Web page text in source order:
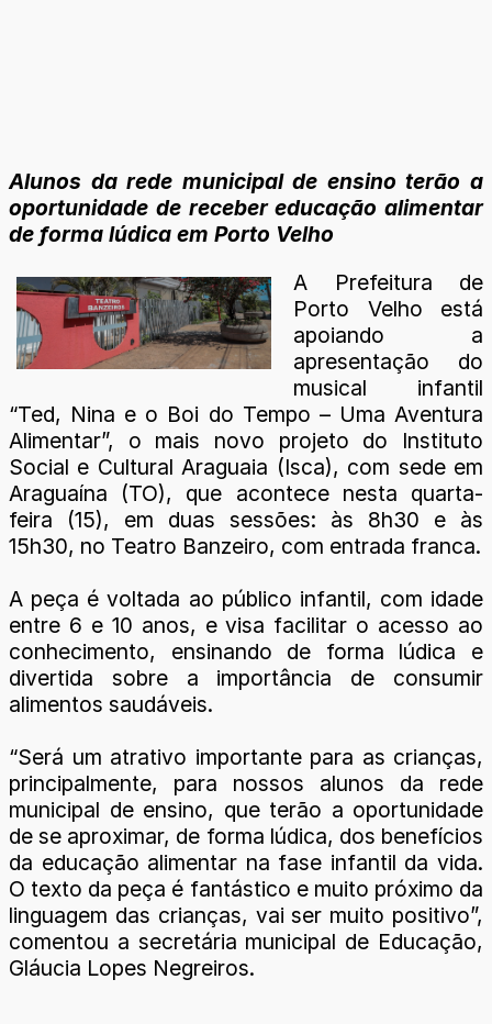
Alunos da rede municipal de ensino terão a
oportunidade de receber educação alimentar
de forma lúdica em Porto Velho
A Prefeitura de
Porto Velho está
apoiando a
apresentação do
musical infantil
“Ted, Nina e o Boi do Tempo – Uma Aventura
Alimentar”, o mais novo projeto do Instituto
Social e Cultural Araguaia (Isca), com sede em
Araguaína (TO), que acontece nesta quarta-
feira (15), em duas sessões: às 8h30 e às
15h30, no Teatro Banzeiro, com entrada franca.
A peça é voltada ao público infantil, com idade
entre 6 e 10 anos, e visa facilitar o acesso ao
conhecimento, ensinando de forma lúdica e
divertida sobre a importância de consumir
alimentos saudáveis.
“Será um atrativo importante para as crianças,
principalmente, para nossos alunos da rede
municipal de ensino, que terão a oportunidade
de se aproximar, de forma lúdica, dos benefícios
da educação alimentar na fase infantil da vida.
O texto da peça é fantástico e muito próximo da
linguagem das crianças, vai ser muito positivo”,
comentou a secretária municipal de Educação,
Gláucia Lopes Negreiros.